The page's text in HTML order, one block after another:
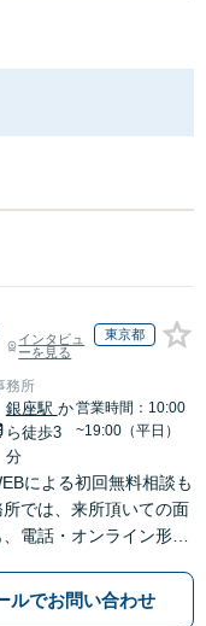
インタビュ
ーを見る
東京都
務所
銀座駅 か
ら徒歩3
分
営業時間：10:00
~19:00（平日）
による初回無料相談も
では、来所頂いての面
電話・オンライン形式
相談頂くことで、今のご
ぐとともに、問題解決の
ルでお問い合わせ